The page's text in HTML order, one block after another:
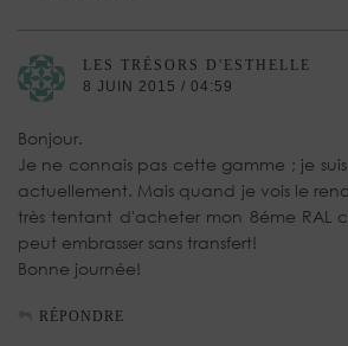
LES TRÉSORS D'ESTHELLE
8 JUIN 2015 / 04:59
Bonjour.
Je ne connais pas cette gamme ; je
actuellement. Mais quand je vois le
très tentant d'acheter mon 8éme RAL
peut embrasser sans transfert!
Bonne journée!
RÉPONDRE